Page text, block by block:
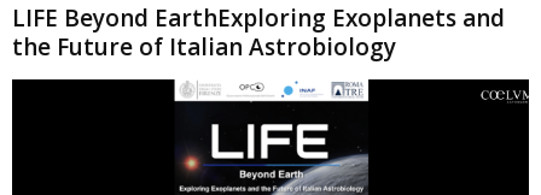
LIFE Beyond EarthExploring Exoplanets and
the Future of Italian Astrobiology